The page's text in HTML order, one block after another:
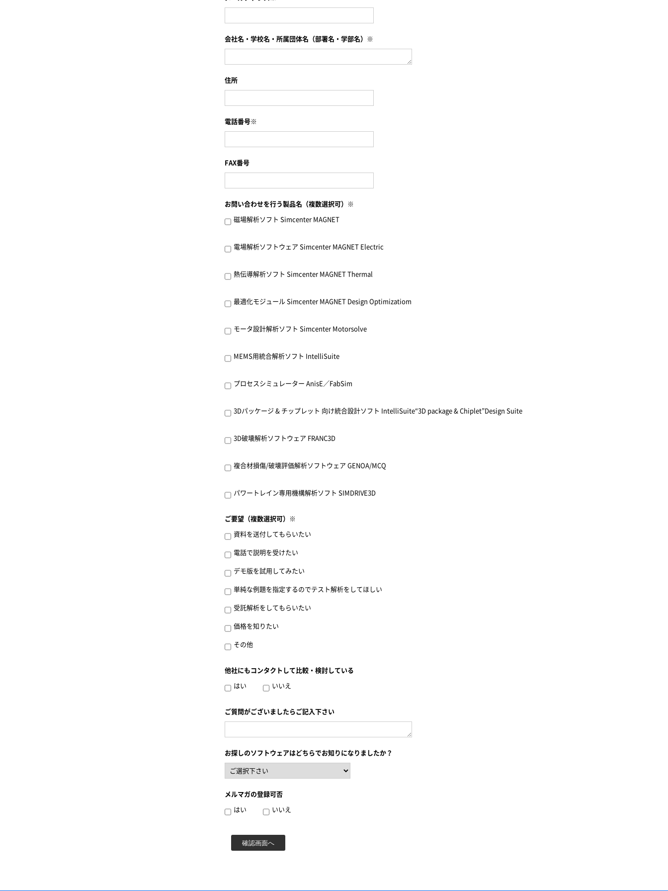
会社名・学校名・所属団体名（部署名・学部名）※
住所
電話番号※
FAX番号
お問い合わせを行う製品名（複数選択可）※
磁場解析ソフト Simcenter MAGNET
電場解析ソフトウェア Simcenter MAGNET Electric
熱伝導解析ソフト Simcenter MAGNET Thermal
最適化モジュール Simcenter MAGNET Design Optimizatiom
モータ設計解析ソフト Simcenter Motorsolve
MEMS用統合解析ソフト IntelliSuite
プロセスシミュレーター AnisE／FabSim
3Dパッケージ & チップレット 向け統合設計ソフト IntelliSuite“3D package & Chiplet”Design Suite
3D破壊解析ソフトウェア FRANC3D
複合材損傷/破壊評価解析ソフトウェア GENOA/MCQ
パワートレイン専用機構解析ソフト SIMDRIVE3D
ご要望（複数選択可）※
資料を送付してもらいたい
電話で説明を受けたい
デモ版を試用してみたい
単純な例題を指定するのでテスト解析をしてほしい
受託解析をしてもらいたい
価格を知りたい
その他
他社にもコンタクトして比較・検討している
はい いいえ
ご質問がございましたらご記入下さい
お探しのソフトウェアはどちらでお知りになりましたか？
メルマガの登録可否
はい いいえ